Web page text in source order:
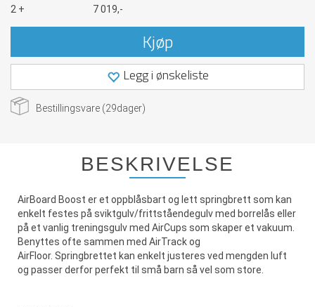
2 +
7 019,-
Kjøp
Legg i ønskeliste
Bestillingsvare (29dager)
BESKRIVELSE
AirBoard Boost er et oppblåsbart og lett springbrett som kan
enkelt festes på sviktgulv/frittståendegulv med borrelås eller
på et vanlig treningsgulv med AirCups som skaper et vakuum.
Benyttes ofte sammen med AirTrack og
AirFloor. Springbrettet kan enkelt justeres ved mengden luft
og passer derfor perfekt til små barn så vel som store.